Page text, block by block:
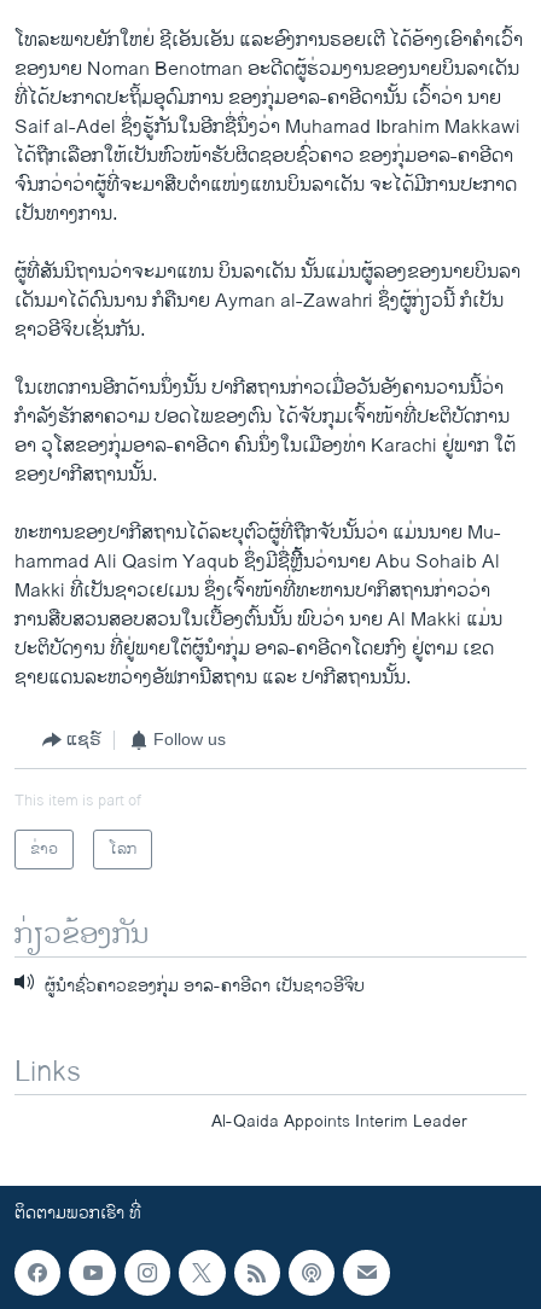
ພາສາຕ່າງໆ
ໂທລະພາບຍັກໃຫຍ່ ຊີເອັນເອັນ ແລະອົງການຣອຍເຕີ ໄດ້ອ້າງເອົາຄໍາເວົ້າ
ຂອງນາຍ Noman Benotman ອະດີດຜູ້ຮ່ວມງານຂອງນາຍບິນລາເດັນ
ທີ່ໄດ້ປະກາດປະຖິ້ມອຸດົມການ ຂອງກຸ່ມອາລ-ຄາອີດານັ້ນ ເວົ້າວ່າ ນາຍ
Saif al-Adel ຊຶ່ງຮູ້ກັນໃນອີກຊື່ນຶ່ງວ່າ Muhamad Ibrahim Makkawi
ໄດ້ຖືກເລືອກໃຫ້ເປັນຫົວໜ້າຮັບຜິດຊອບຊົ່ວຄາວ ຂອງກຸ່ມອາລ-ຄາອີດາ
ຈົນກວ່າວ່າຜູ້ທີ່ຈະມາສືບຕໍາແໜ່ງແທນບິນລາເດັນ ຈະໄດ້ມີການປະກາດ
ເປັນທາງການ.
ຜູ້ທີ່ສັນນິຖານວ່າຈະມາແທນ ບິນລາເດັນ ນັ້ນແມ່ນຜູ້ລອງຂອງນາຍບິນລາ
ເດັນມາໄດ້ດົນນານ ກໍຄືນາຍ Ayman al-Zawahri ຊຶ່ງຜູ້ກ່ຽວນີ້ ກໍເປັນ
ຊາວອີຈິບເຊັ່ນກັນ.
ໃນເຫດການອີກດ້ານນຶ່ງນັ້ນ ປາກີສຖານກ່າວເມື່ອວັນອັງຄານວານນີ້ວ່າ
ກໍາລັງຮັກສາຄວາມ ປອດໄພຂອງຕົນ ໄດ້ຈັບກຸມເຈົ້າໜ້າທີ່ປະຕິບັດການ
ອາ ວຸໂສຂອງກຸ່ມອາລ-ຄາອີດາ ຄົນນຶ່ງໃນເມືອງທ່າ Karachi ຢູ່ພາກ ໃຕ້
ຂອງປາກີສຖານນັ້ນ.
ທະຫານຂອງປາກີສຖານໄດ້ລະບຸຕົວຜູ້ທີ່ຖືກຈັບນັ້ນວ່າ ແມ່ນນາຍ Mu-
hammad Ali Qasim Yaqub ຊຶ່ງມີຊື່ຫຼີ້ິ້ນວ່ານາຍ Abu Sohaib Al
Makki ທີ່ເປັນຊາວເຢເມນ ຊຶ່ງເຈົ້າໜ້າທີ່ທະຫານປາກິສຖານກ່າວວ່າ
ການສືບສວນສອບສວນໃນເບື້ອງຕົ້ນນັ້ນ ພົບວ່າ ນາຍ Al Makki ແມ່ນ
ປະຕິບັດງານ ທີ່ຢູ່ພາຍໃຕ້ຜູ້ນໍາກຸ່ມ ອາລ-ຄາອີດາໂດຍກົງ ຢູ່ຕາມ ເຂດ
ຊາຍແດນລະຫວ່າງອັຟການີສຖານ ແລະ ປາກີສຖານນັ້ນ.
ແຊຣ໌ Follow us
This item is part of
ຂ່າວ
ໂລກ
ກ່ຽວຂ້ອງກັນ
ຜູ້ນໍາຊົ່ວຄາວຂອງກຸ່ມ ອາລ-ຄາອີດາ ເປັນຊາວອີຈິບ
Links
Al-Qaida Appoints Interim Leader
ຕິດຕາມພວກເຮົາ ທີ່